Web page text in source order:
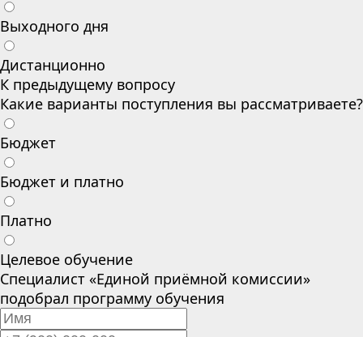
Выходного дня
Дистанционно
К предыдущему вопросу
Какие варианты поступления вы рассматриваете?
Бюджет
Бюджет и платно
Платно
Целевое обучение
Специалист «Единой приёмной комиссии»
подобрал программу обучения